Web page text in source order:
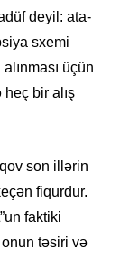
deyil: ata-
sxemi
üçün
bir alış
son illərin
fiqurdur.
faktiki
onun təsiri və